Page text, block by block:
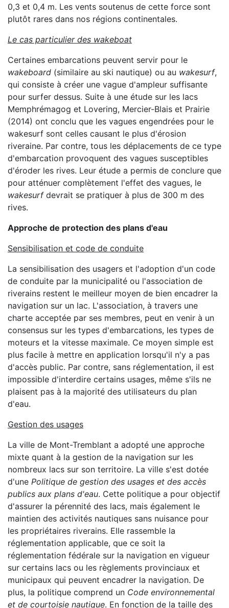
0,3 et 0,4 m. Les vents soutenus de cette force sont
plutôt rares dans nos régions continentales.
Le cas particulier des wakeboat
Certaines embarcations peuvent servir pour le
wakeboard (similaire au ski nautique) ou au wakesurf,
qui consiste à créer une vague d'ampleur suffisante
pour surfer dessus. Suite à une étude sur les lacs
Memphrémagog et Lovering, Mercier-Blais et Prairie
(2014) ont conclu que les vagues engendrées pour le
wakesurf sont celles causant le plus d'érosion
riveraine. Par contre, tous les déplacements de ce type
d'embarcation provoquent des vagues susceptibles
d'éroder les rives. Leur étude a permis de conclure que
pour atténuer complètement l'effet des vagues, le
wakesurfdevrait se pratiquer à plus de 300 m des
rives.
Approche de protection des plans d'eau
Sensibilisation et code de conduite
La sensibilisation des usagers et l'adoption d'un code
de conduite par la municipalité ou l'association de
riverains restent le meilleur moyen de bien encadrer la
navigation sur un lac. L'association, à travers une
charte acceptée par ses membres, peut en venir à un
consensus sur les types d'embarcations, les types de
moteurs et la vitesse maximale. Ce moyen simple est
plus facile à mettre en application lorsqu'il n'y a pas
d'accès public. Par contre, sans réglementation, il est
impossible d'interdire certains usages, même s'ils ne
plaisent pas à la majorité des utilisateurs du plan
d'eau.
Gestion des usages
La ville de Mont-Tremblant a adopté une approche
mixte quant à la gestion de la navigation sur les
nombreux lacs sur son territoire. La ville s'est dotée
d'une Politique de gestion des usages et des accès
publics aux plans d'eau. Cette politique a pour objectif
d'assurer la pérennité des lacs, mais également le
maintien des activités nautiques sans nuisance pour
les propriétaires riverains. Elle rassemble la
réglementation applicable, que ce soit la
réglementation fédérale sur la navigation en vigueur
sur certains lacs ou les règlements provinciaux et
municipaux qui peuvent encadrer la navigation. De
plus, la politique comprend un Code environnemental
et de courtoisie nautique. En fonction de la taille des